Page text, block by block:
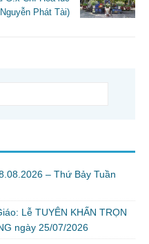
Phát Tài)
– Thứ Bảy Tuần
Lễ TUYÊN KHẤN TRỌN
ngày 25/07/2026